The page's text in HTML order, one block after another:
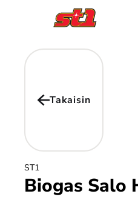
Takaisin
ST1
Biogas Salo